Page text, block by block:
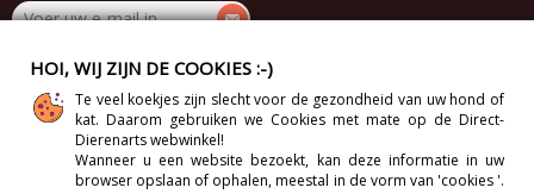
DEEL MET VRIENDEN
. . . .
HOI, WIJ ZIJN DE COOKIES :-)
Te veel koekjes zijn slecht voor de gezondheid van uw hond of
kat. Daarom gebruiken we Cookies met mate op de Direct-
Dierenarts webwinkel!
Wanneer u een website bezoekt, kan deze informatie in uw
browser opslaan of ophalen, meestal in de vorm van 'cookies '.